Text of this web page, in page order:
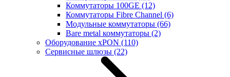
Коммутаторы 100GE (12)
Коммутаторы Fibre Channel (6)
Модульные коммутаторы (66)
Bare metal коммутаторы (2)
Оборудование xPON (110)
Сервисные шлюзы (22)